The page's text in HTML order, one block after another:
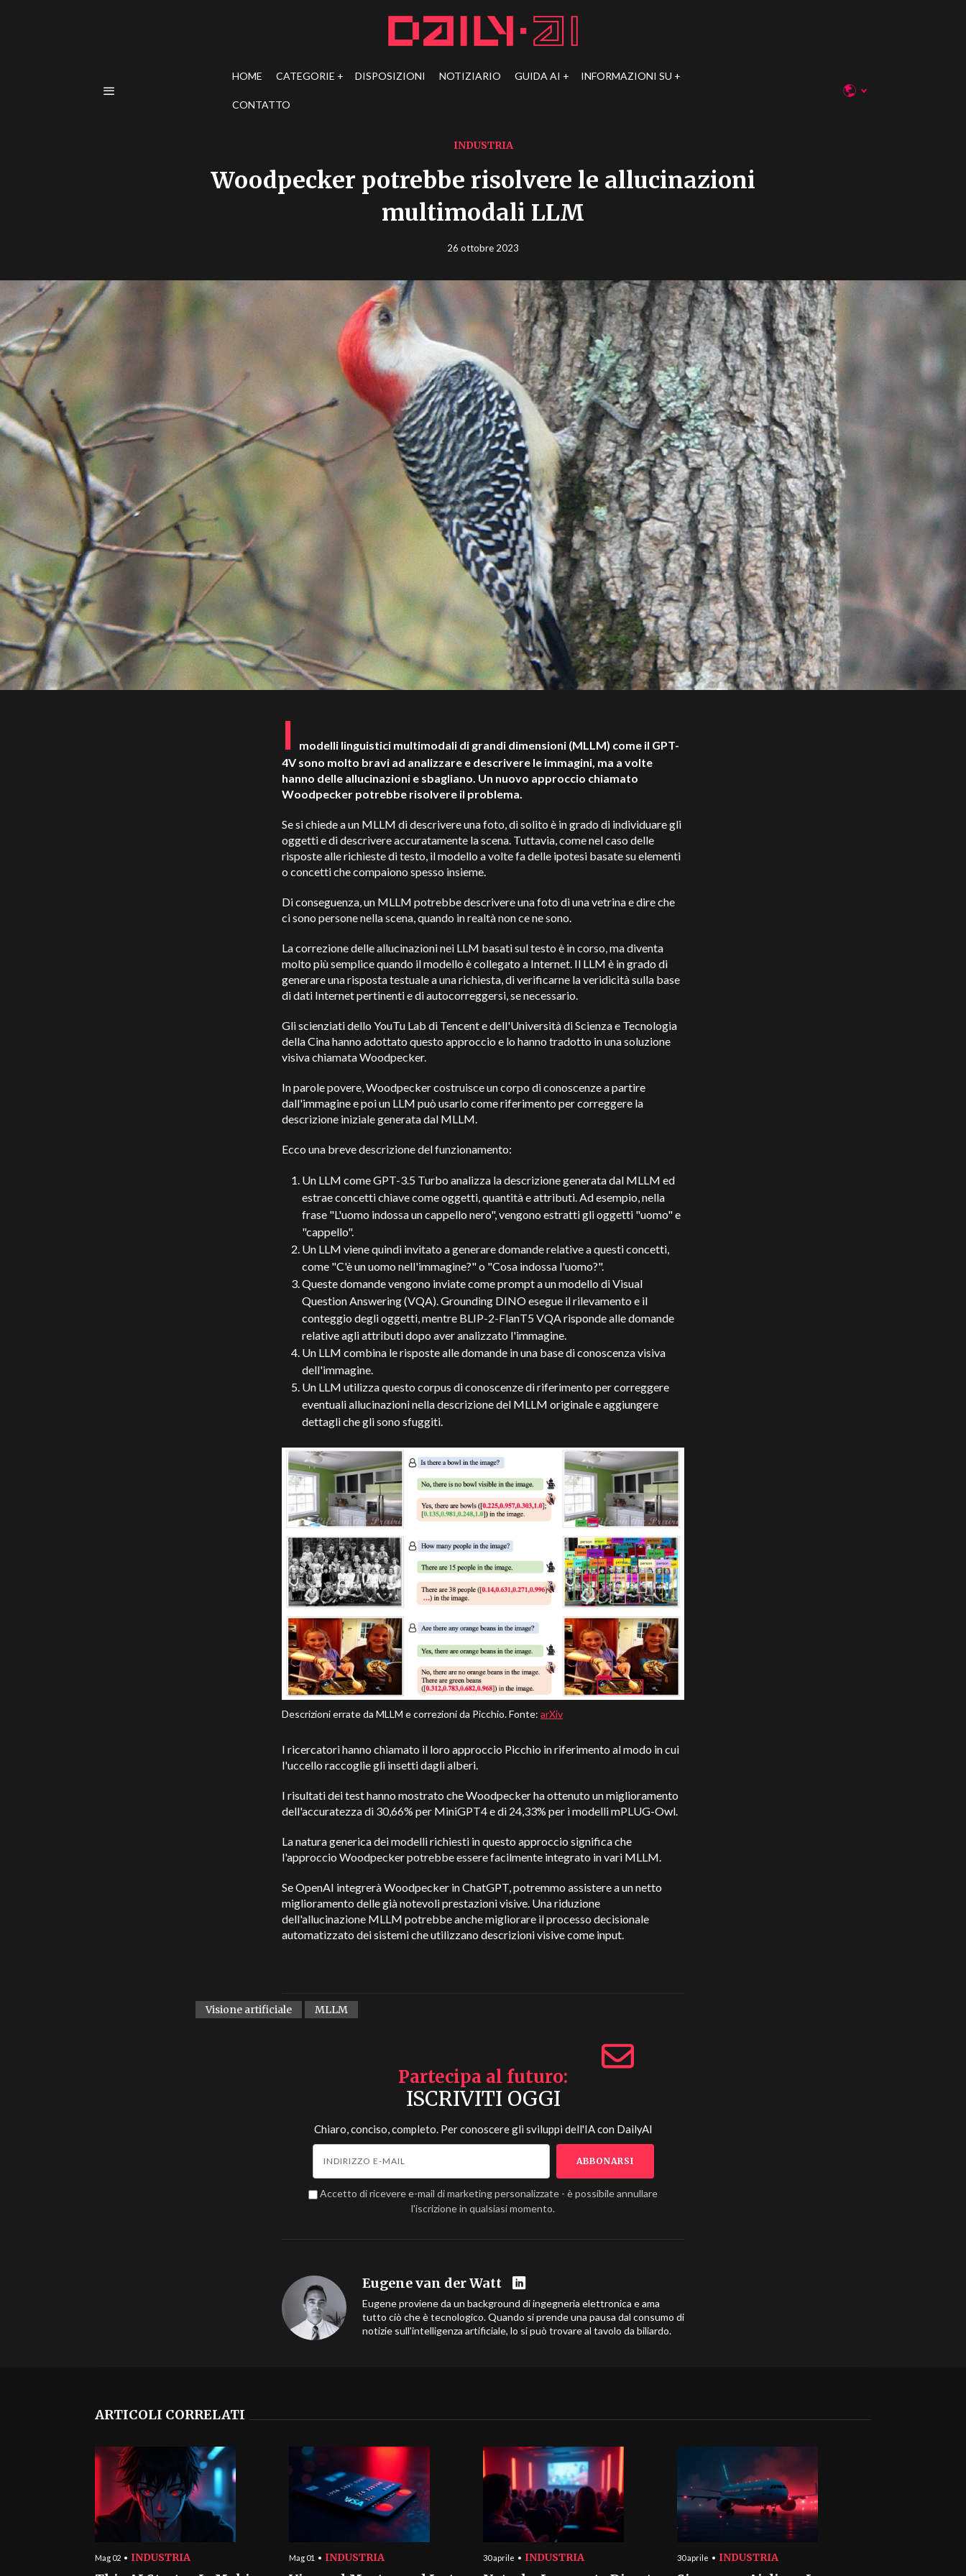
HOME CATEGORIE DISPOSIZIONI NOTIZIARIO GUIDA AI INFORMAZIONI SU
CONTATTO
INDUSTRIA
Woodpecker potrebbe risolvere le allucinazioni
multimodali LLM
26 ottobre 2023
I
modelli linguistici multimodali di grandi dimensioni (MLLM) come il GPT-
4V sono molto bravi ad analizzare e descrivere le immagini, ma a volte
hanno delle allucinazioni e sbagliano. Un nuovo approccio chiamato
Woodpecker potrebbe risolvere il problema.
Se si chiede a un MLLM di descrivere una foto, di solito è in grado di individuare gli
oggetti e di descrivere accuratamente la scena. Tuttavia, come nel caso delle
risposte alle richieste di testo, il modello a volte fa delle ipotesi basate su elementi
o concetti che compaiono spesso insieme.
Di conseguenza, un MLLM potrebbe descrivere una foto di una vetrina e dire che
ci sono persone nella scena, quando in realtà non ce ne sono.
La correzione delle allucinazioni nei LLM basati sul testo è in corso, ma diventa
molto più semplice quando il modello è collegato a Internet. Il LLM è in grado di
generare una risposta testuale a una richiesta, di verificarne la veridicità sulla base
di dati Internet pertinenti e di autocorreggersi, se necessario.
Gli scienziati dello YouTu Lab di Tencent e dell'Università di Scienza e Tecnologia
della Cina hanno adottato questo approccio e lo hanno tradotto in una soluzione
visiva chiamata Woodpecker.
In parole povere, Woodpecker costruisce un corpo di conoscenze a partire
dall'immagine e poi un LLM può usarlo come riferimento per correggere la
descrizione iniziale generata dal MLLM.
Ecco una breve descrizione del funzionamento:
Un LLM come GPT-3.5 Turbo analizza la descrizione generata dal MLLM ed
estrae concetti chiave come oggetti, quantità e attributi. Ad esempio, nella
frase "L'uomo indossa un cappello nero", vengono estratti gli oggetti "uomo" e
"cappello".
Un LLM viene quindi invitato a generare domande relative a questi concetti,
come "C'è un uomo nell'immagine?" o "Cosa indossa l'uomo?".
Queste domande vengono inviate come prompt a un modello di Visual
Question Answering (VQA). Grounding DINO esegue il rilevamento e il
conteggio degli oggetti, mentre BLIP-2-FlanT5 VQA risponde alle domande
relative agli attributi dopo aver analizzato l'immagine.
Un LLM combina le risposte alle domande in una base di conoscenza visiva
dell'immagine.
Un LLM utilizza questo corpus di conoscenze di riferimento per correggere
eventuali allucinazioni nella descrizione del MLLM originale e aggiungere
dettagli che gli sono sfuggiti.
Descrizioni errate da MLLM e correzioni da Picchio. Fonte: arXiv
I ricercatori hanno chiamato il loro approccio Picchio in riferimento al modo in cui
l'uccello raccoglie gli insetti dagli alberi.
I risultati dei test hanno mostrato che Woodpecker ha ottenuto un miglioramento
dell'accuratezza di 30,66% per MiniGPT4 e di 24,33% per i modelli mPLUG-Owl.
La natura generica dei modelli richiesti in questo approccio significa che
l'approccio Woodpecker potrebbe essere facilmente integrato in vari MLLM.
Se OpenAI integrerà Woodpecker in ChatGPT, potremmo assistere a un netto
miglioramento delle già notevoli prestazioni visive. Una riduzione
dell'allucinazione MLLM potrebbe anche migliorare il processo decisionale
automatizzato dei sistemi che utilizzano descrizioni visive come input.
Visione artificiale MLLM
Partecipa al futuro
ISCRIVITI OGGI
Chiaro, conciso, completo. Per conoscere gli sviluppi dell'IA con DailyAI
Accetto di ricevere e-mail di marketing personalizzate - è possibile annullare
l'iscrizione in qualsiasi momento.
Eugene van der Watt
Eugene proviene da un background di ingegneria elettronica e ama
tutto ciò che è tecnologico. Quando si prende una pausa dal consumo di
notizie sull'intelligenza artificiale, lo si può trovare al tavolo da biliardo.
ARTICOLI CORRELATI
Mag 02 INDUSTRIA Mag 01 INDUSTRIA 30 aprile INDUSTRIA 30 aprile INDUSTRIA